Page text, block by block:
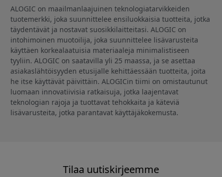
ALOGIC on maailmanlaajuinen teknologiatarvikkeiden
tuotemerkki, joka suunnittelee ensiluokkaisia tuotteita, jotka
täydentävät ja nostavat suosikkilaitteitasi. ALOGIC on
intohimoinen muotoilija, joka suunnittelee lisävarusteita
käyttäen korkealaatuisia materiaaleja minimalistiseen
tyyliin. ALOGIC on saatavilla yli 25 maassa, ja se asettaa
asiakaslähtöisyyden etusijalle kehittäessään tuotteita, joita
he itse käyttävät päivittäin. ALOGICin tiimi on omistautunut
luomaan innovatiivisia ratkaisuja, jotka laajentavat
teknologian rajoja ja tuottavat tehokkaita ja käteviä
lisävarusteita, jotka parantavat käyttäjäkokemusta.
Tilaa uutiskirjeemme